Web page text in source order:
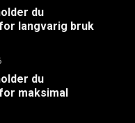
du
langvarig bruk
du
maksimal